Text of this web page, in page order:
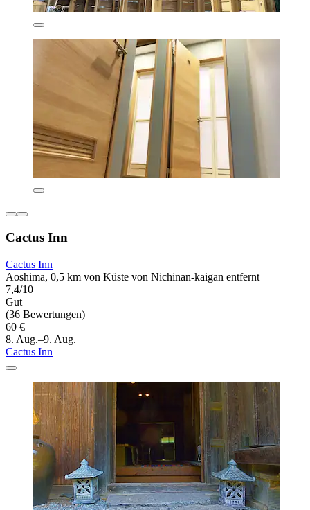
Cactus Inn
Cactus Inn
Aoshima, 0,5 km von Küste von Nichinan-kaigan entfernt
7,4/10
Gut
(36 Bewertungen)
60 €
8. Aug.–9. Aug.
Cactus Inn